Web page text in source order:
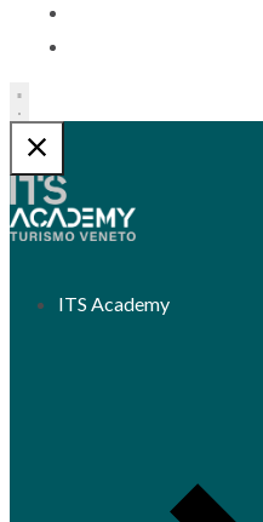
ITS Academy